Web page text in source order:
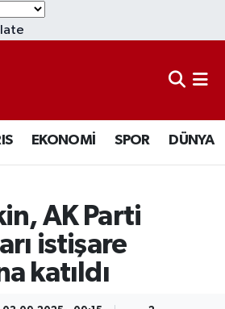
EKONOMİ SPOR DÜNYA
AK Parti
istişare
katıldı
Eczaneler
Haritası
ve Fikstür